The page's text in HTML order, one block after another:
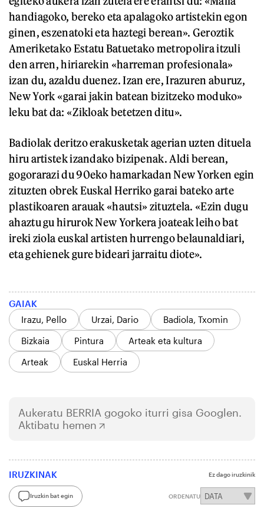
handiagoko, bereko eta apalagoko artistekin egon
ginen, eszenatoki eta haztegi berean». Geroztik
Ameriketako Estatu Batuetako metropolira itzuli
den arren, hiriarekin «harreman profesionala»
izan du, azaldu duenez. Izan ere, Irazuren aburuz,
New York «garai jakin batean bizitzeko moduko»
leku bat da: «Zikloak betetzen ditu».
Badiolak deritzo erakusketak agerian uzten dituela
hiru artistek izandako bizipenak. Aldi berean,
gogorarazi du 90eko hamarkadan New Yorken egin
zituzten obrek Euskal Herriko garai bateko arte
plastikoaren arauak «hautsi» zituztela. «Ezin dugu
ahaztu gu hirurok New Yorkera joateak leiho bat
ireki ziola euskal artisten hurrengo belaunaldiari,
eta gehienek gure bideari jarraitu diote».
GAIAK
Irazu, Pello
Urzai, Dario
Badiola, Txomin
Bizkaia
Pintura
Arteak eta kultura
Arteak
Euskal Herria
Aukeratu BERRIA gogoko iturri gisa Googlen.
Aktibatu hemen
IRUZKINAK Ez dago iruzkinik
Iruzkin bat egin ORDENATU